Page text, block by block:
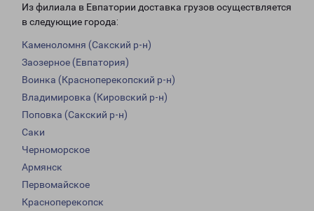
Из филиала в Евпатории доставка грузов осуществляется
в следующие города:
Каменоломня (Сакский р-н)
Заозерное (Евпатория)
Воинка (Красноперекопский р-н)
Владимировка (Кировский р-н)
Поповка (Сакский р-н)
Саки
Черноморское
Армянск
Первомайское
Красноперекопск